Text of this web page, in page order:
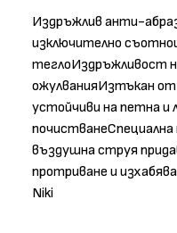
Издръжлив анти-
изключително
теглоИздръжливост
ожулванияИзтъкан
устойчиви на петна и
въздушна струя
протриване и
Niki